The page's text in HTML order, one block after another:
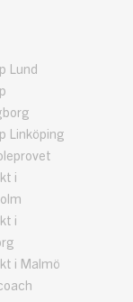
Lund
Linköping
i
i
i Malmö